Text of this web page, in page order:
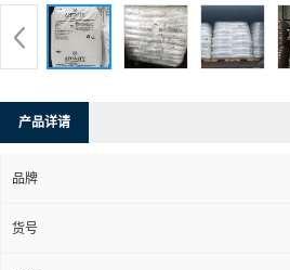
产品详请
品牌
货号